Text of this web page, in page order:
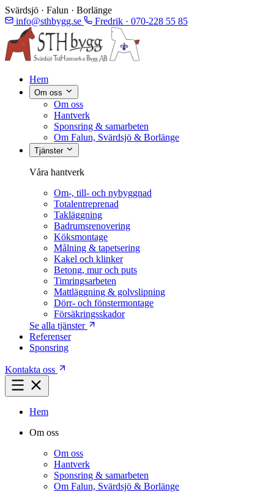
Svärdsjö · Falun · Borlänge
info@sthbygg.se
Fredrik · 070-228 55 85
Hem
Om oss
Om oss
Hantverk
Sponsring & samarbeten
Om Falun, Svärdsjö & Borlänge
Tjänster
Våra hantverk
Om-, till- och nybyggnad
Totalentreprenad
Takläggning
Badrumsrenovering
Köksmontage
Målning & tapetsering
Kakel och klinker
Betong, mur och puts
Timringsarbeten
Mattläggning & golvslipning
Dörr- och fönstermontage
Försäkringsskador
Se alla tjänster
Referenser
Sponsring
Kontakta oss
Hem
Om oss
Om oss
Hantverk
Sponsring & samarbeten
Om Falun, Svärdsjö & Borlänge